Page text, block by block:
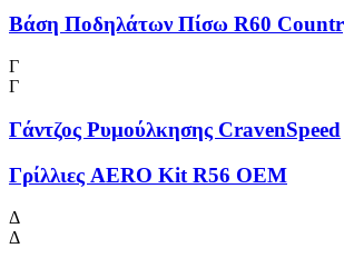
Βάση Ποδηλάτων Πίσω R60
Γ
Γ
Γάντζος Ρυμούλκησης CravenSpeed
Γρίλλιες AERO Kit R56 OEM
Δ
Δ